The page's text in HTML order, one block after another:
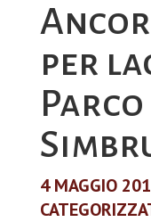
per
4 MAGGIO